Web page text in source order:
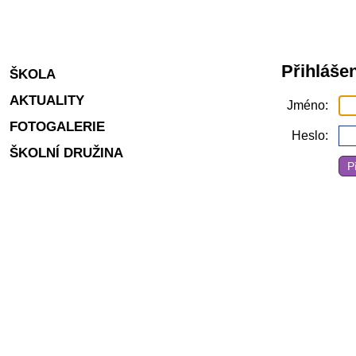
Jméno
Heslo
ŠKOLA
AKTUALITY
FOTOGALERIE
ŠKOLNÍ DRUŽINA